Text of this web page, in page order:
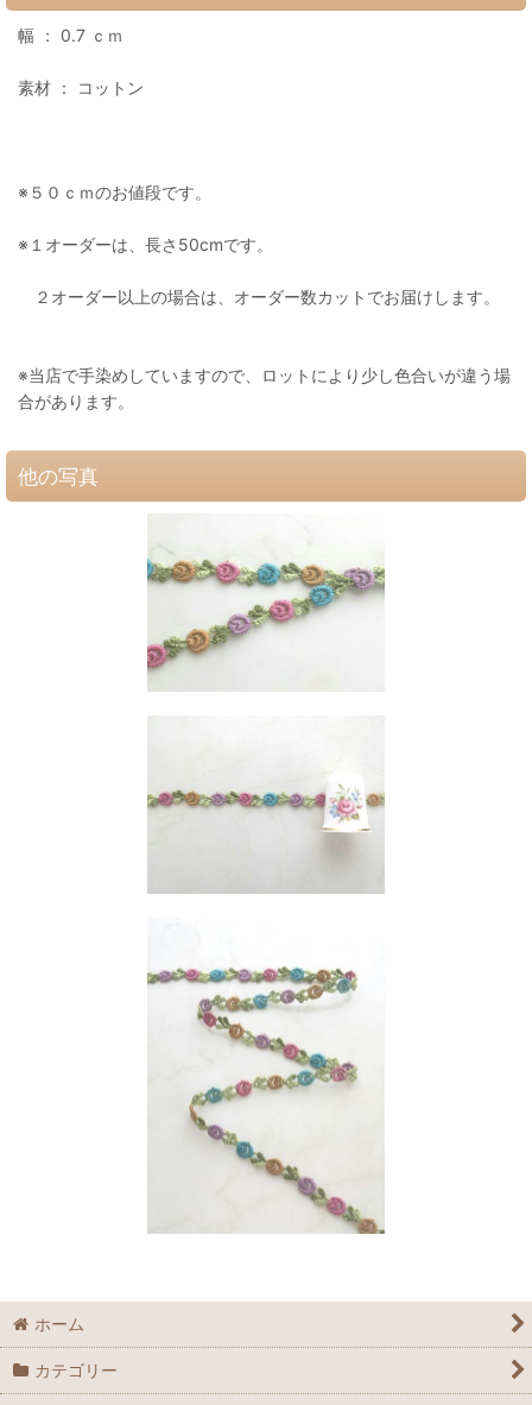
幅 ： 0.7 ｃｍ
素材 ： コットン
※５０ｃｍのお値段です。
※１オーダーは、長さ50cmです。
２オーダー以上の場合は、オーダー数カットでお届けします。
※当店で手染めしていますので、ロットにより少し色合いが違う場
合があります。
他の写真
ホーム
カテゴリー